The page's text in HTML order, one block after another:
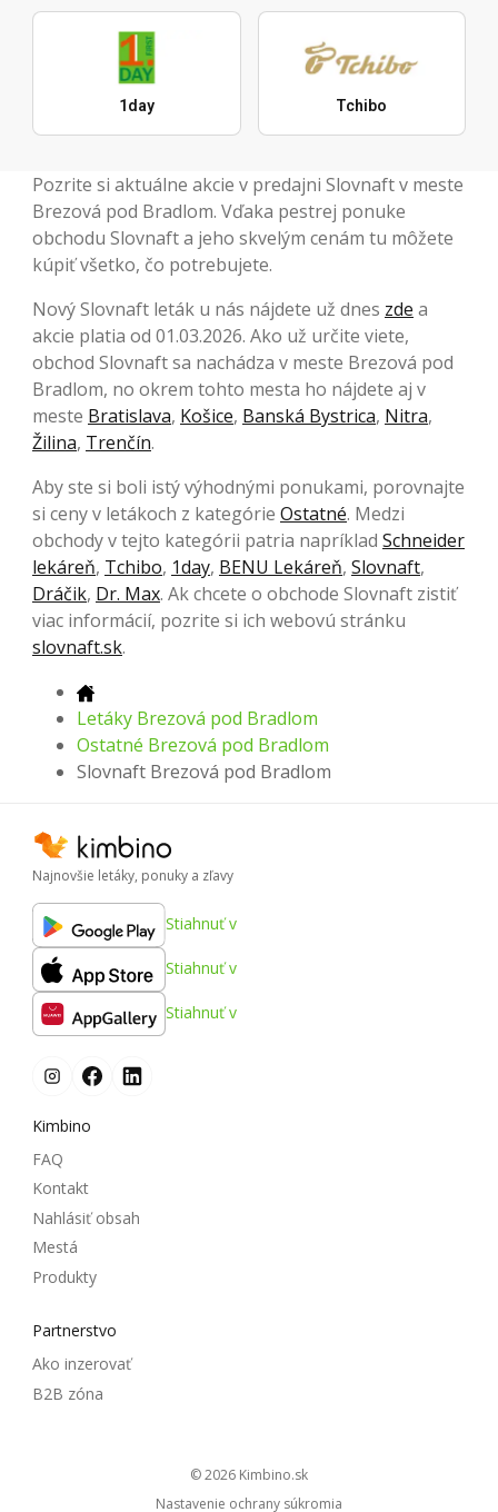
1day Tchibo
Pozrite si aktuálne akcie v predajni Slovnaft v meste
Brezová pod Bradlom. Vďaka pestrej ponuke
obchodu Slovnaft a jeho skvelým cenám tu môžete
kúpiť všetko, čo potrebujete.
Nový Slovnaft leták u nás nájdete už dnes zde a
akcie platia od 01.03.2026. Ako už určite viete,
obchod Slovnaft sa nachádza v meste Brezová pod
Bradlom, no okrem tohto mesta ho nájdete aj v
meste Bratislava, Košice, Banská Bystrica, Nitra,
Žilina, Trenčín.
Aby ste si boli istý výhodnými ponukami, porovnajte
si ceny v letákoch z kategórie Ostatné. Medzi
obchody v tejto kategórii patria napríklad Schneider
lekáreň, Tchibo, 1day, BENU Lekáreň, Slovnaft,
Dráčik, Dr. Max. Ak chcete o obchode Slovnaft zistiť
viac informácií, pozrite si ich webovú stránku
slovnaft.sk.
Letáky Brezová pod Bradlom
Ostatné Brezová pod Bradlom
Slovnaft Brezová pod Bradlom
Najnovšie letáky, ponuky a zľavy
Stiahnuť v
Stiahnuť v
Stiahnuť v
Kimbino
FAQ
Kontakt
Nahlásiť obsah
Mestá
Produkty
Partnerstvo
Ako inzerovať
B2B zóna
© 2026
kimbino.sk
Nastavenie ochrany súkromia